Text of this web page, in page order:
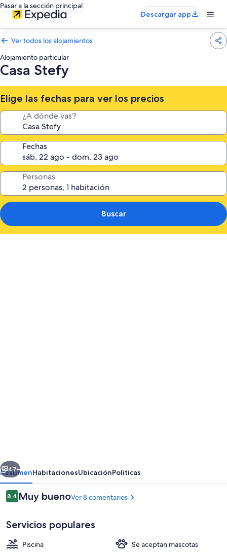
Pasar a la sección principal
Descargar app
Ver todos los alojamientos
Alojamiento particular
Casa Stefy
Elige las fechas para ver los precios
¿A dónde vas?
Fechas
Personas
Buscar
Siguiente
47+
ResumenHabitacionesUbicaciónPolíticas
Comentarios
8,48,4 de 10
Muy buenoVer 8 comentarios
Servicios populares
Piscina
Se aceptan mascotas